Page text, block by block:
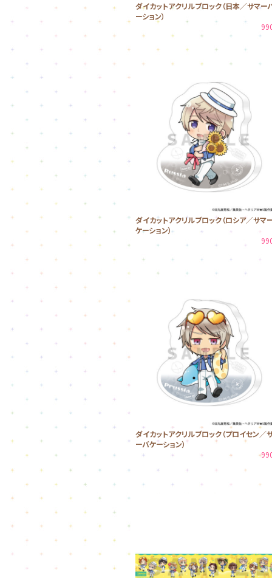
ダイカットアクリルブロック（日本／サマー
ーション）
ダイカットアクリルブロック（ロシア／サマ
ケーション）
ダイカットアクリルブロック（プロイセン／
ーバケーション）